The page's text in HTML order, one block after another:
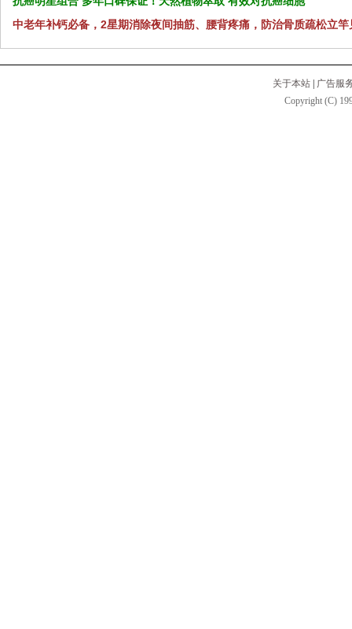
中老年补钙必备，2星期消除夜间抽筋、腰背疼痛，防治骨质疏松立竿
关于本站
广告服
Copyright (C)